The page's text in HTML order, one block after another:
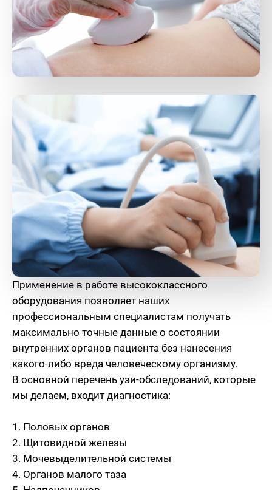
Применение в работе высококлассного
оборудования позволяет наших
профессиональным специалистам получать
максимально точные данные о состоянии
внутренних органов пациента без нанесения
какого-либо вреда человеческому организму.
В основной перечень узи-обследований, которые
мы делаем, входит диагностика:
1. Половых органов
2. Щитовидной железы
3. Мочевыделительной системы
4. Органов малого таза